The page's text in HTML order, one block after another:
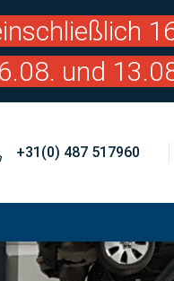
und
+31(0) 487 517960